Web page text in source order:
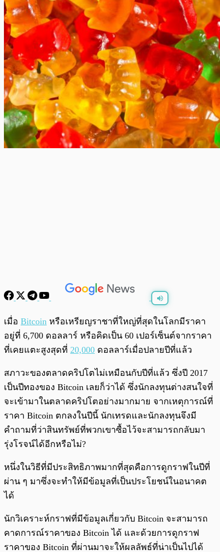
0:00 /
เมื่อ Bitcoin หรือเหรียญราชาที่ใหญ่ที่สุดในโลกมีราคา
อยู่ที่ 6,700 ดอลลาร์ หรือคิดเป็น 60 เปอร์เซ็นต์จากราคา
ที่เคยแตะสูงสุดที่ 20,000 ดอลลาร์เมื่อปลายปีที่แล้ว
สภาวะของตลาดคริปโตไม่เหมือนกับปีที่แล้ว ซึ่งปี 2017
เป็นปีทองของ Bitcoin เลยก็ว่าได้ ซึ่งนักลงทุนต่างสนใจที่
จะเข้ามาในตลาดคริปโตอย่างมากมาย จากเหตุการณ์ที่
ราคา Bitcoin ตกลงในปีนี้ นักเทรดและนักลงทุนจึงมี
คำถามที่ว่าสินทรัพย์ที่พวกเขาซื้อไว้จะสามารถกลับมา
รุ่งโรจน์ได้อีกหรือไม่?
หนึ่งในวิธีที่มีประสิทธิภาพมากที่สุดคือการดูกราฟในปีที่
ผ่าน ๆ มาซึ่งจะทำให้มีข้อมูลที่เป็นประโยชน์ในอนาคต
ได้
นักวิเคราะห์กราฟที่มีข้อมูลเกี่ยวกับ Bitcoin จะสามารถ
คาดการณ์ราคาของ Bitcoin ได้ และด้วยการดูกราฟ
ราคาของ Bitcoin ที่ผ่านมาจะให้ผลลัพธ์ที่น่าเป็นไปได้